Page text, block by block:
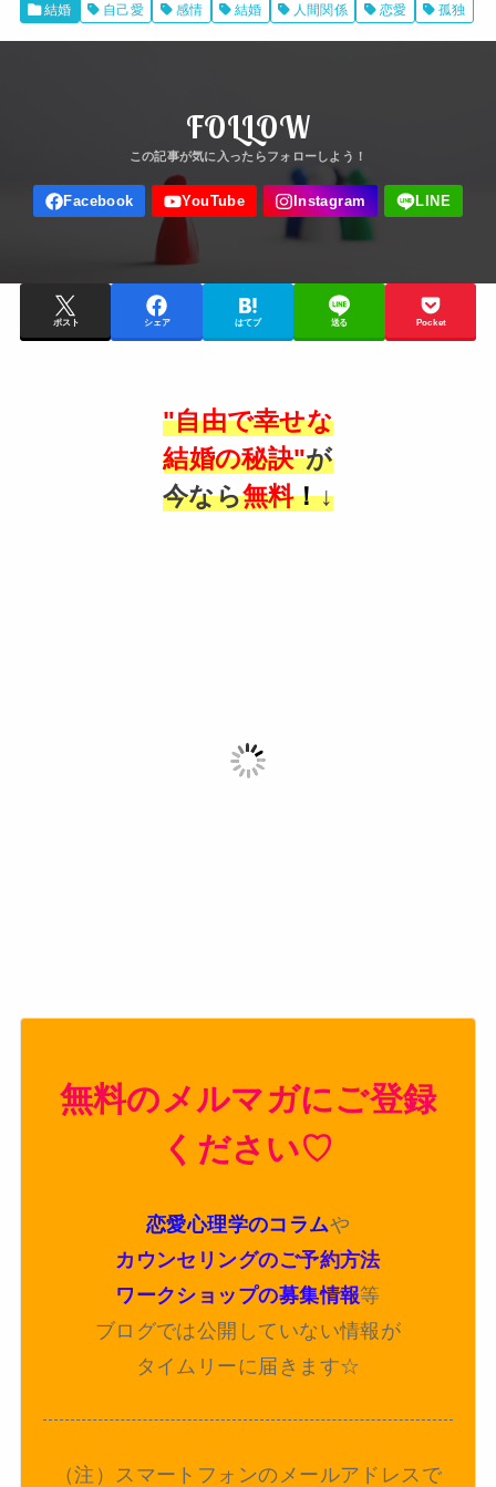
結婚 自己愛 感情 結婚 人間関係 恋愛 孤独
FOLLOW
ポスト シェア はてブ 送る Pocket
"自由で幸せな
結婚の秘訣"が
今なら無料！↓
無料のメルマガにご登録
ください♡
恋愛心理学のコラムや
カウンセリングのご予約方法
ワークショップの募集情報等
ブログでは公開していない情報が
タイムリーに届きます☆
（注）スマートフォンのメールアドレスで